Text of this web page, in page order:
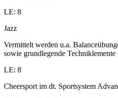
LE: 8
Jazz
Vermittelt werden u.a.
sowie grundlegende Techniklemente
LE: 8
Cheersport im dt. Sportsystem